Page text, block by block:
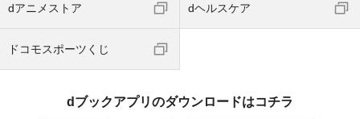
dアニメストア dヘルスケア
ドコモスポーツくじ
dブックアプリのダウンロードはコチラ